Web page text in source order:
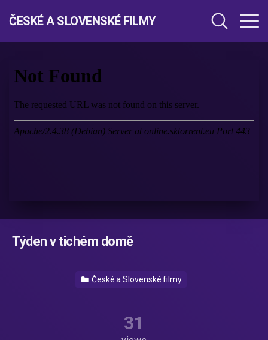
ČESKÉ A SLOVENSKÉ FILMY
Týden v tichém domě
České a Slovenské filmy
31